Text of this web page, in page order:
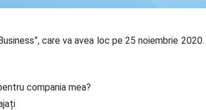
care va avea loc pe 25 noiembrie
compania mea?